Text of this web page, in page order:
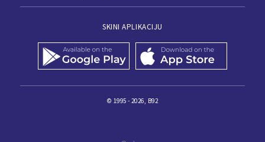
SKINI APLIKACIJU
© 1995 - 2026, B92